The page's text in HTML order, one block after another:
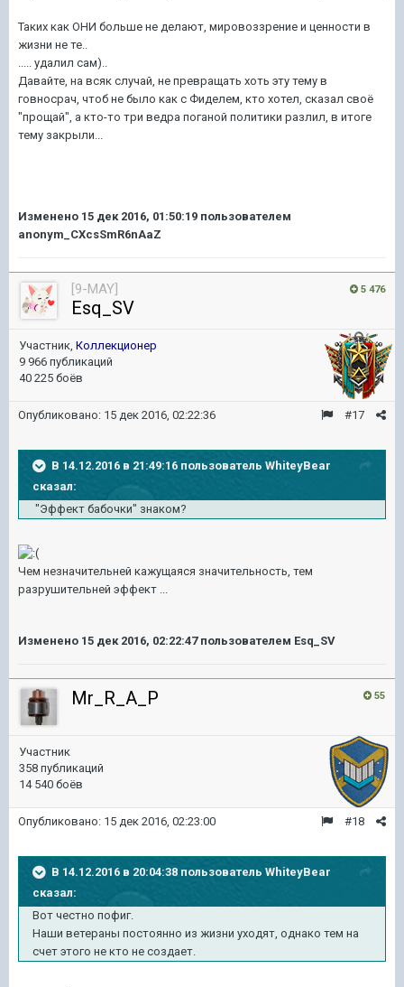
Таких как ОНИ больше не делают, мировоззрение и ценности в
жизни не те..
..... удалил сам)..
Давайте, на всяк случай, не превращать хоть эту тему в
говносрач, чтоб не было как с Фиделем, кто хотел, сказал своё
"прощай", а кто-то три ведра поганой политики разлил, в итоге
тему закрыли...
Изменено 15 дек 2016, 01:50:19 пользователем
anonym_CXcsSmR6nAaZ
5 476
[9-MAY]
Esq_SV
Участник, Коллекционер
9 966 публикаций
40 225 боёв
#17
Опубликовано: 15 дек 2016, 02:22:36
В 14.12.2016 в 21:49:16 пользователь WhiteyBear
сказал:
"Эффект бабочки" знаком?
Чем незначительней кажущаяся значительность, тем
разрушительней эффект ...
Изменено 15 дек 2016, 02:22:47пользователем Esq_SV
55
Mr_R_A_P
Участник
358 публикаций
14 540 боёв
#18
Опубликовано: 15 дек 2016, 02:23:00
В 14.12.2016 в 20:04:38 пользователь WhiteyBear
сказал:
Вот честно пофиг.
Наши ветераны постоянно из жизни уходят, однако тем на
счет этого не кто не создает.